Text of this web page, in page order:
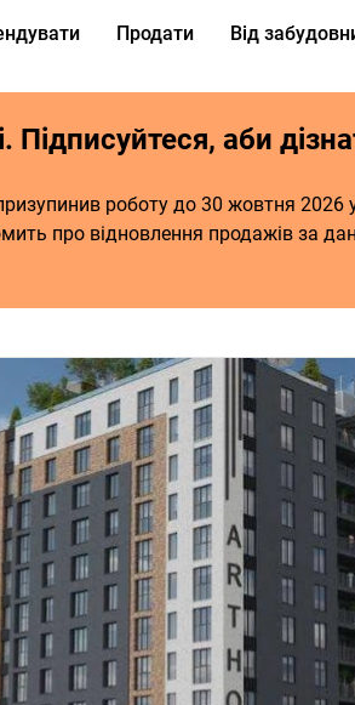
Продати Від
Підписуйтеся, аби
роботу до 30 жовтня
про відновлення продажів за